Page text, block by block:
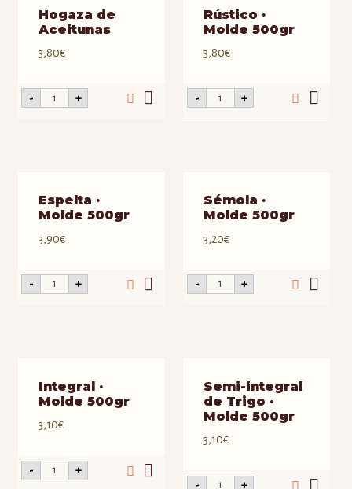
Hogaza de
Aceitunas
3,80€
-
Hogaza
de
+
Rústico ·
Molde 500gr
3,80€
-
Rústico
·
+
Espelta ·
Molde 500gr
3,90€
-
Espelta
·
+
Sémola ·
Molde 500gr
3,20€
-
Sémola
·
+
Integral ·
Molde 500gr
3,10€
-
Integral
·
+
Semi-integral
de Trigo ·
Molde 500gr
3,10€
-
Semi- +